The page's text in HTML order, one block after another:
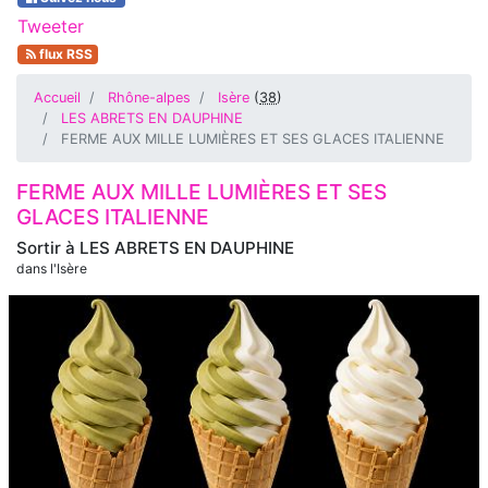
Tweeter
flux RSS
Accueil Rhône-alpes Isère (38)
LES ABRETS EN DAUPHINE
FERME AUX MILLE LUMIÈRES ET SES GLACES ITALIENNE
Sortir à LES ABRETS EN DAUPHINE
dans l'Isère
FERME AUX MILLE LUMIÈRES ET SES
GLACES ITALIENNE